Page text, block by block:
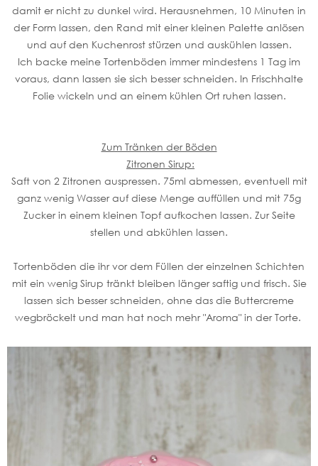
damit er nicht zu dunkel wird. Herausnehmen, 10 Minuten in
der Form lassen, den Rand mit einer kleinen Palette anlösen
und auf den Kuchenrost stürzen und auskühlen lassen.
Ich backe meine Tortenböden immer mindestens 1 Tag im
voraus, dann lassen sie sich besser schneiden. In Frischhalte
Folie wickeln und an einem kühlen Ort ruhen lassen.
Zum Tränken der Böden
Zitronen Sirup:
Saft von 2 Zitronen auspressen. 75ml abmessen, eventuell mit
ganz wenig Wasser auf diese Menge auffüllen und mit 75g
Zucker in einem kleinen Topf aufkochen lassen. Zur Seite
stellen und abkühlen lassen.
Tortenböden die ihr vor dem Füllen der einzelnen Schichten
mit ein wenig Sirup tränkt bleiben länger saftig und frisch. Sie
lassen sich besser schneiden, ohne das die Buttercreme
wegbröckelt und man hat noch mehr "Aroma" in der Torte.